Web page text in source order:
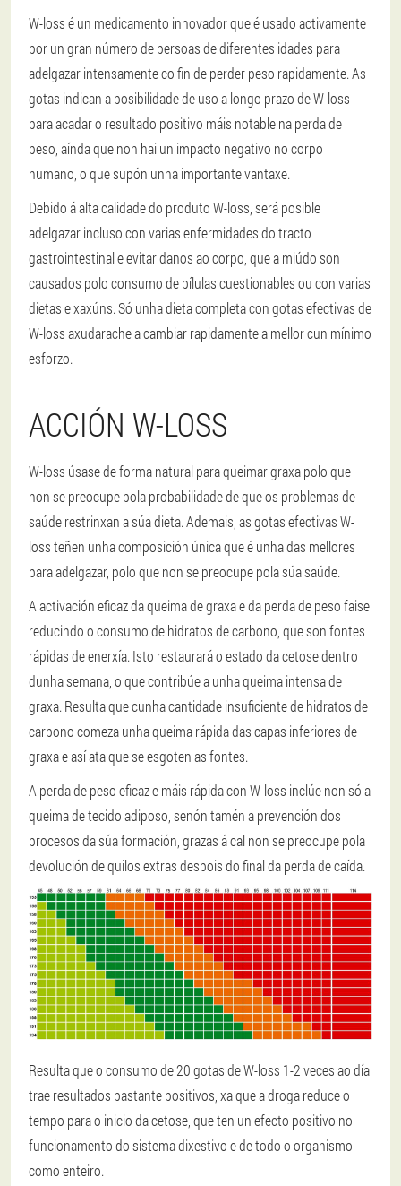
W-loss é un medicamento innovador que é usado activamente
por un gran número de persoas de diferentes idades para
adelgazar intensamente co fin de perder peso rapidamente. As
gotas indican a posibilidade de uso a longo prazo de W-loss
para acadar o resultado positivo máis notable na perda de
peso, aínda que non hai un impacto negativo no corpo
humano, o que supón unha importante vantaxe.
Debido á alta calidade do produto W-loss, será posible
adelgazar incluso con varias enfermidades do tracto
gastrointestinal e evitar danos ao corpo, que a miúdo son
causados polo consumo de pílulas cuestionables ou con varias
dietas e xaxúns. Só unha dieta completa con gotas efectivas de
W-loss axudarache a cambiar rapidamente a mellor cun mínimo
esforzo.
ACCIÓN W-LOSS
W-loss úsase de forma natural para queimar graxa polo que
non se preocupe pola probabilidade de que os problemas de
saúde restrinxan a súa dieta. Ademais, as gotas efectivas W-
loss teñen unha composición única que é unha das mellores
para adelgazar, polo que non se preocupe pola súa saúde.
A activación eficaz da queima de graxa e da perda de peso faise
reducindo o consumo de hidratos de carbono, que son fontes
rápidas de enerxía. Isto restaurará o estado da cetose dentro
dunha semana, o que contribúe a unha queima intensa de
graxa. Resulta que cunha cantidade insuficiente de hidratos de
carbono comeza unha queima rápida das capas inferiores de
graxa e así ata que se esgoten as fontes.
A perda de peso eficaz e máis rápida con W-loss inclúe non só a
queima de tecido adiposo, senón tamén a prevención dos
procesos da súa formación, grazas á cal non se preocupe pola
devolución de quilos extras despois do final da perda de caída.
Resulta que o consumo de 20 gotas de W-loss 1-2 veces ao día
trae resultados bastante positivos, xa que a droga reduce o
tempo para o inicio da cetose, que ten un efecto positivo no
funcionamento do sistema dixestivo e de todo o organismo
como enteiro.